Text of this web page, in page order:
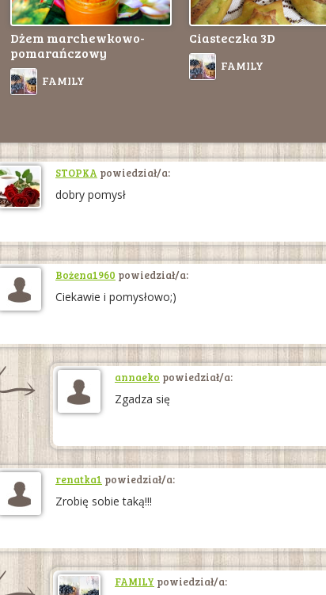
Dżem marchewkowo-
pomarańczowy
FAMILY
Ciasteczka 3D
FAMILY
STOPKA powiedział/a:
dobry pomysł
Bożena1960 powiedział/a:
Ciekawie i pomysłowo;)
annaeko powiedział/a:
Zgadza się
renatka1 powiedział/a:
Zrobię sobie taką!!!
FAMILY powiedział/a: